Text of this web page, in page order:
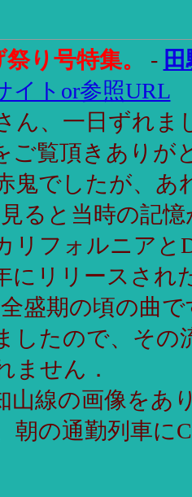
り号特集。
-
イトor参照URL
ん、一日ずれ
ご覧頂きありが
鬼でしたが、あ
ると当時の記
リフォルニアと
にリリースされ
盛期の頃の曲
したので、その
ません．
山線の画像をあ
朝の通勤列車に